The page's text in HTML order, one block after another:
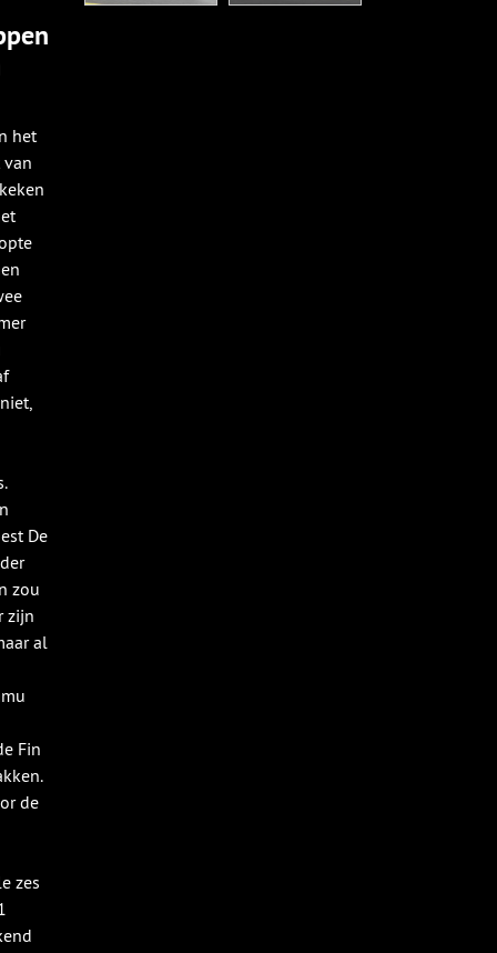
het
De
zou
zijn
al
Fin
de
zes